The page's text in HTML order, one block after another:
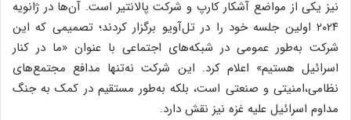
نیز یکی از مواضع آشکار کارپ و شرکت پالانتیر است. آن‌ها در ژانویه
۲۰۲۴ اولین جلسه خود را در تل‌آویو برگزار کردند؛ تصمیمی که این
شرکت به‌طور عمومی در شبکه‌های اجتماعی با عنوان «ما در کنار
اسرائیل هستیم» اعلام کرد. این شرکت نه‌تنها مدافع مجتمع‌های
نظامی،امنیتی و صنعتی است، بلکه به‌طور مستقیم در کمک به جنگ
مداوم اسرائیل علیه غزه نیز نقش دارد.